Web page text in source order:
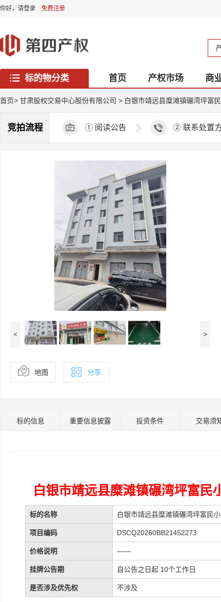
你好， 请登录 免费注册
标的物分类 首页 产权市场
商
西藏专区
首页> 甘肃股权交易中心股份有限公司 > 白银市靖远县糜滩镇碾湾坪富
竞拍流程 ① 阅读公告 ② 联系处置
< >
地图 分享
标的信息 重要信息披露 投资条件 交易须
白银市靖远县糜滩镇碾湾坪富民
标的名称 白银市靖远县糜滩镇碾湾坪富民
项目编码 DSCQ20260BB21452273
价格说明 ——
挂牌公告期 自公告之日起 10个工作日
是否涉及优先权 不涉及